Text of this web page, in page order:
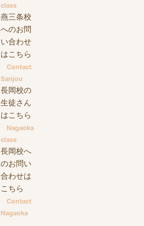
class
燕三条校
へのお問
い合わせ
はこちら
Contact
Sanjou
長岡校の
生徒さん
はこちら
Nagaoka
class
長岡校へ
のお問い
合わせは
こちら
Contact
Nagaoka